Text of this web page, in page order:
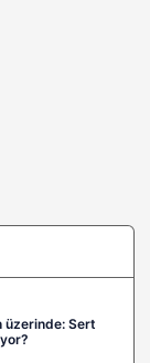
üzerinde: Sert